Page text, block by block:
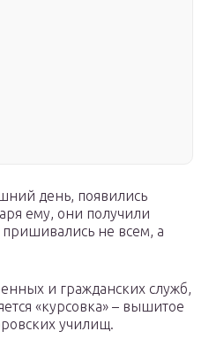
день, появились
ему, они получили
не всем, а
и гражданских служб,
«курсовка» – вышитое
училищ.